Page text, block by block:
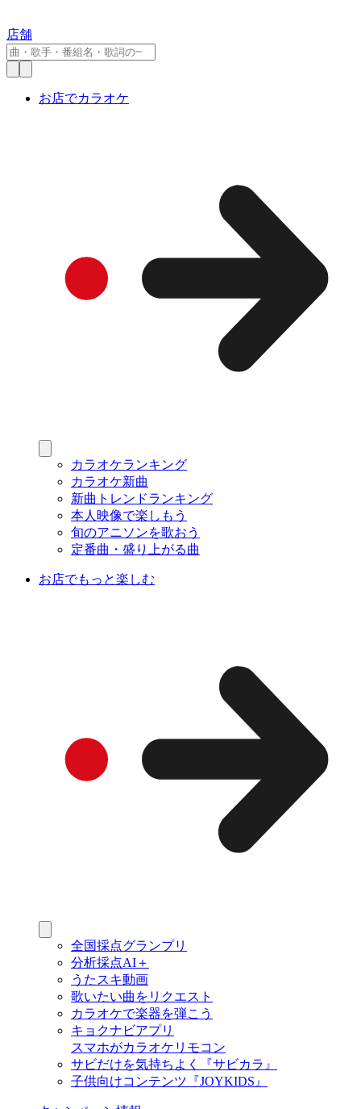
店舗
お店でカラオケ
カラオケランキング
カラオケ新曲
新曲トレンドランキング
本人映像で楽しもう
旬のアニソンを歌おう
定番曲・盛り上がる曲
お店でもっと楽しむ
全国採点グランプリ
分析採点AI＋
うたスキ動画
歌いたい曲をリクエスト
カラオケで楽器を弾こう
キョクナビアプリ
スマホがカラオケリモコン
サビだけを気持ちよく『サビカラ』
子供向けコンテンツ『JOYKIDS』